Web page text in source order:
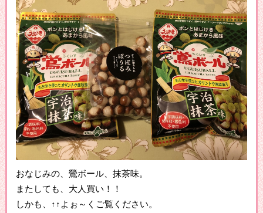
おなじみの、鶯ボール、抹茶味。
またしても、大人買い！！
しかも、↑↑よぉ～くご覧ください。